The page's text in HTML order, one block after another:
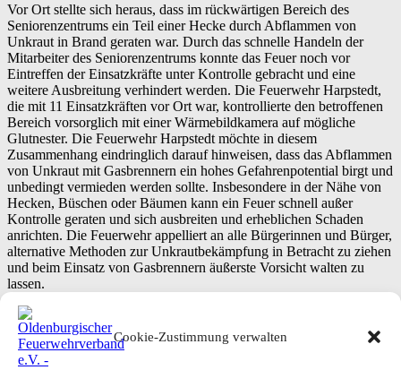
Cookie-Zustimmung verwalten
Vor Ort stellte sich heraus, dass im rückwärtigen Bereich des
Seniorenzentrums ein Teil einer Hecke durch Abflammen von
Unkraut in Brand geraten war. Durch das schnelle Handeln der
Mitarbeiter des Seniorenzentrums konnte das Feuer noch vor
Eintreffen der Einsatzkräfte unter Kontrolle gebracht und eine
weitere Ausbreitung verhindert werden. Die Feuerwehr Harpstedt,
die mit 11 Einsatzkräften vor Ort war, kontrollierte den betroffenen
Bereich vorsorglich mit einer Wärmebildkamera auf mögliche
Glutnester. Die Feuerwehr Harpstedt möchte in diesem
Zusammenhang eindringlich darauf hinweisen, dass das Abflammen
von Unkraut mit Gasbrennern ein hohes Gefahrenpotential birgt und
unbedingt vermieden werden sollte. Insbesondere in der Nähe von
Hecken, Büschen oder Bäumen kann ein Feuer schnell außer
Kontrolle geraten und sich ausbreiten und erheblichen Schaden
anrichten. Die Feuerwehr appelliert an alle Bürgerinnen und Bürger,
alternative Methoden zur Unkrautbekämpfung in Betracht zu ziehen
und beim Einsatz von Gasbrennern äußerste Vorsicht walten zu
lassen.
Text und Bilder: Christian Bahrs